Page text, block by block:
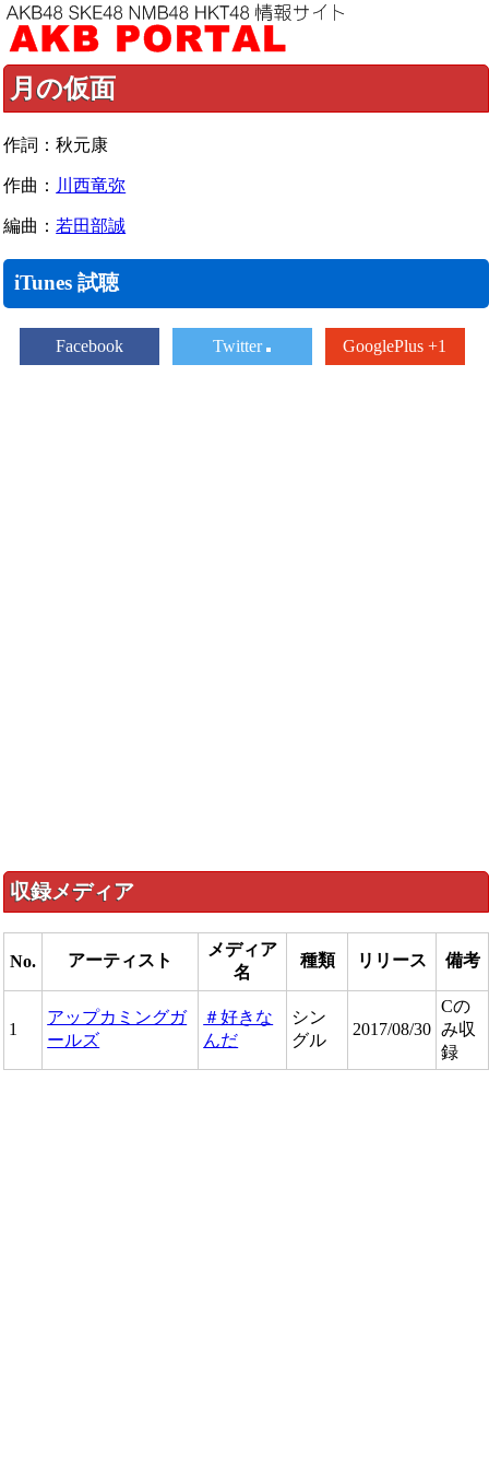
月の仮面
作詞：秋元康
作曲： 川西竜弥
編曲： 若田部誠
iTunes 試聴
Facebook Twitter GooglePlus +1
収録メディア
No. アーティスト
メディア
名
種類 リリース 備考
1
アップカミングガ
ールズ
＃好きな
んだ
シン
グル
2017/08/30
Cの
み収
録